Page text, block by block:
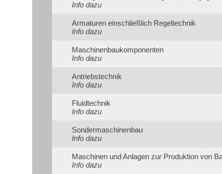
Info dazu
Armaturen einschließlich Regeltechnik
Info dazu
Maschinenbaukomponenten
Info dazu
Antriebstechnik
Info dazu
Fluidtechnik
Info dazu
Sondermaschinenbau
Info dazu
Maschinen und Anlagen zur Produktion von
Info dazu